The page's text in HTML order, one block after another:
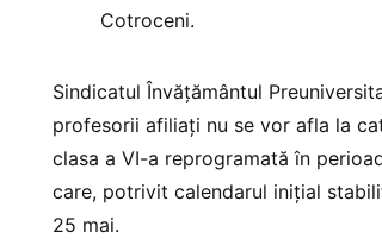
Cotroceni.
Sindicatul Învăţământul
profesorii afiliaţi nu se vor afla la
clasa a VI-a reprogramată în
care, potrivit calendarul iniţial
25 mai.